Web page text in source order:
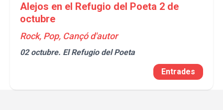
Alejos en el Refugio del Poeta 2 de
octubre
Rock, Pop, Cançó d'autor
02 octubre. El Refugio del Poeta
Entrades